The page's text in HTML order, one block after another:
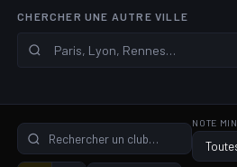
CHERCHER UNE AUTRE VILLE
NOTE MIN.